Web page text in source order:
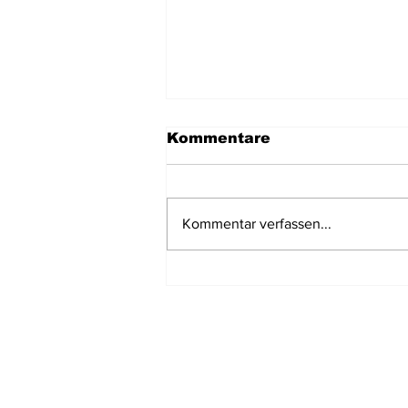
Kommentare
Kommentar verfassen...